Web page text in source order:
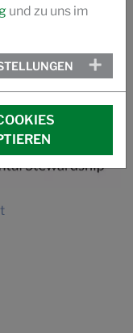
und zu uns im